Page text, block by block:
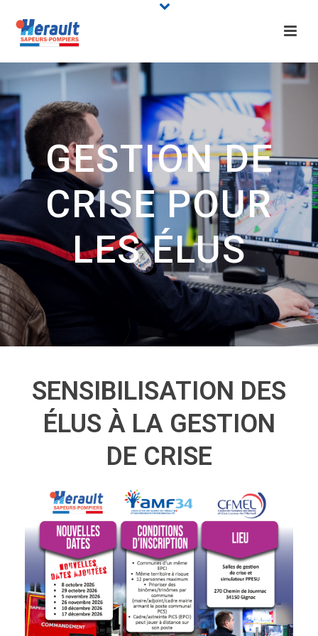
GESTION DE
CRISE POUR
LES ÉLUS
SENSIBILISATION DES
ÉLUS À LA GESTION
DE CRISE